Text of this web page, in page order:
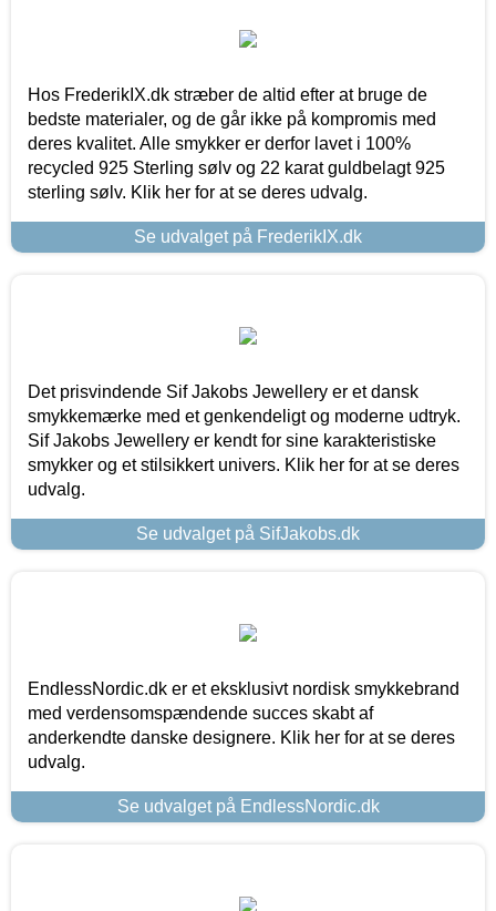
Hos FrederikIX.dk stræber de altid efter at bruge de
bedste materialer, og de går ikke på kompromis med
deres kvalitet. Alle smykker er derfor lavet i 100%
recycled 925 Sterling sølv og 22 karat guldbelagt 925
sterling sølv. Klik her for at se deres udvalg.
Se udvalget på FrederikIX.dk
Det prisvindende Sif Jakobs Jewellery er et dansk
smykkemærke med et genkendeligt og moderne udtryk.
Sif Jakobs Jewellery er kendt for sine karakteristiske
smykker og et stilsikkert univers. Klik her for at se deres
udvalg.
Se udvalget på SifJakobs.dk
EndlessNordic.dk er et eksklusivt nordisk smykkebrand
med verdensomspændende succes skabt af
anderkendte danske designere. Klik her for at se deres
udvalg.
Se udvalget på EndlessNordic.dk